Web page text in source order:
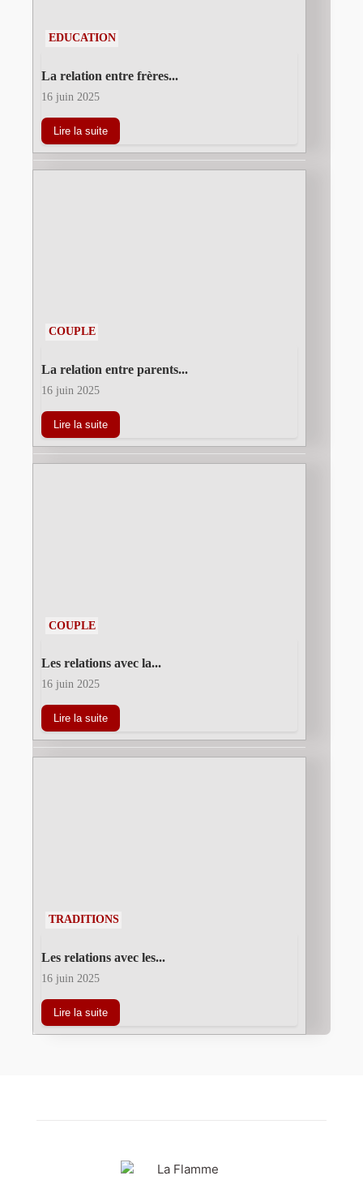
EDUCATION
La relation entre frères...
16 juin 2025
Lire la suite
COUPLE
La relation entre parents...
16 juin 2025
Lire la suite
COUPLE
Les relations avec la...
16 juin 2025
Lire la suite
TRADITIONS
Les relations avec les...
16 juin 2025
Lire la suite